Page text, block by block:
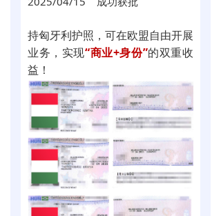
持匈牙利护照，可在欧盟自由开展
业务，实现“商业+身份”的双重收
益！